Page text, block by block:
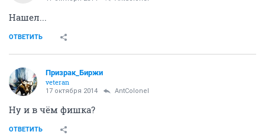
Нашел...
ОТВЕТИТЬ
Призрак_Биржи
veteran
17 октября 2014 AntColonel
Ну и в чём фишка?
ОТВЕТИТЬ